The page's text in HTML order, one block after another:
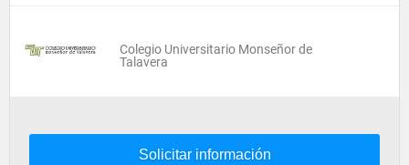
Colegio Universitario Monseñor de
Talavera
Solicitar información